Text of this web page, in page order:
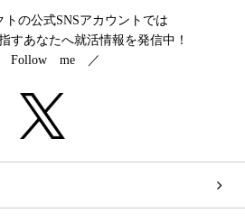
トの公式SNSアカウントでは
すあなたへ就活情報を発信中！
Follow me ／